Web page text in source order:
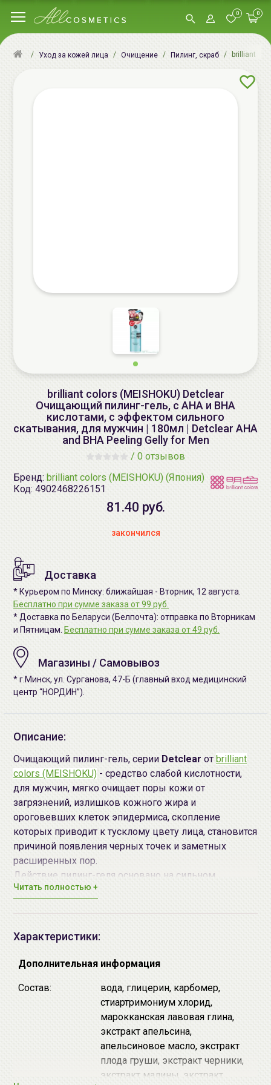
0 0
Уход за кожей лица Очищение Пилинг, скраб brilliant
brilliant colors (MEISHOKU) Detclear
Очищающий пилинг-гель, с AHA и BHA
кислотами, с эффектом сильного
скатывания, для мужчин | 180мл | Detclear AHA
and BHA Peeling Gelly for Men
/ 0 отзывов
Бренд: brilliant colors (MEISHOKU) (Япония)
Код: 4902468226151
81.40 руб.
закончился
Доставка
* Курьером по Минску: ближайшая - Вторник, 12 августа.
Бесплатно при сумме заказа от 99 руб.
* Доставка по Беларуси (Белпочта): отправка по Вторникам
и Пятницам. Бесплатно при сумме заказа от 49 руб.
Магазины / Самовывоз
* г.Минск, ул. Сурганова, 47-Б (главный вход медицинский
центр “НОРДИН”).
Описание:
Очищающий пилинг-гель, серии Detclear от brilliant
colors (MEISHOKU) - средство слабой кислотности,
для мужчин, мягко очищает поры кожи от
загрязнений, излишков кожного жира и
ороговевших клеток эпидермиса, скопление
которых приводит к тусклому цвету лица, становится
причиной появления черных точек и заметных
расширенных пор.
Действие пилинг-геля основано на сильном
скатывании загрязнений круговыми массажными
альфа и бета-гидрооксикислот (AHA&BHA).
без загрязнённых расширенных пор и чёрных точек.
лосьона и других средств по уходу за кожей лица
(молочка, крема и т. д.).
Средство не содержит синтетических добавок,
спирта, минеральных масел.
Основные активные действующие компоненты:
Читать полностью +
Характеристики:
Дополнительная информация
Состав:
вода, глицерин, карбомер,
стиартримониум хлорид,
марокканская лавовая глина,
экстракт апельсина,
апельсиновое масло, экстракт
плода груши, экстракт черники,
экстракт малины, экстракт